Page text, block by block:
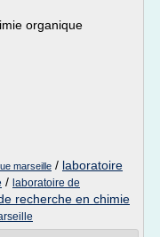
organique
marseille / laboratoire
/ laboratoire de
recherche en chimie